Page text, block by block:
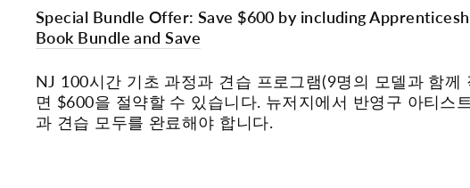
Special Bundle Offer: Save $600 by including
Book Bundle and Save
NJ 100시간 기초 과정과 견습 프로그램(9명의 모델과 함께
면 $600을 절약할 수 있습니다. 뉴저지에서 반영구 아티스
과 견습 모두를 완료해야 합니다.